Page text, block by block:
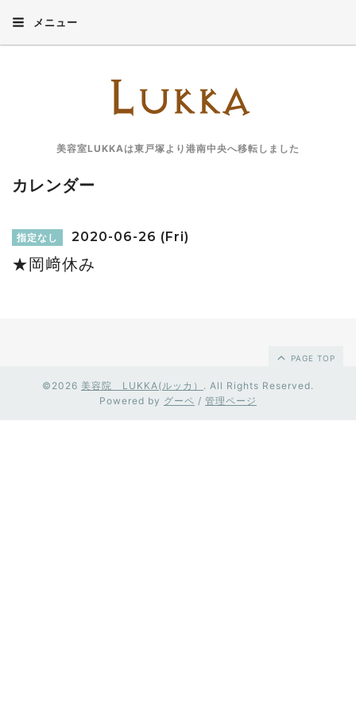
メニュー
美容室LUKKAは東戸塚より港南中央へ移転しました
カレンダー
指定なし 2020-06-26 (Fri)
★岡﨑休み
PAGE TOP
©2026 美容院 LUKKA(ルッカ） . All Rights Reserved.
Powered by グーペ / 管理ページ